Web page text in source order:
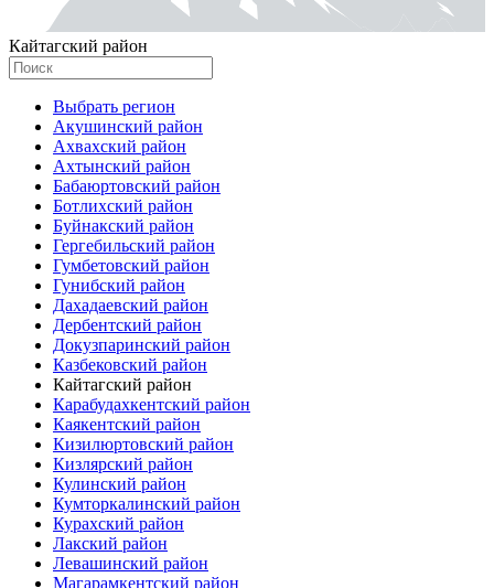
Кайтагский район
Выбрать регион
Акушинский район
Ахвахский район
Ахтынский район
Бабаюртовский район
Ботлихский район
Буйнакский район
Гергебильский район
Гумбетовский район
Гунибский район
Дахадаевский район
Дербентский район
Докузпаринский район
Казбековский район
Кайтагский район
Карабудахкентский район
Каякентский район
Кизилюртовский район
Кизлярский район
Кулинский район
Кумторкалинский район
Курахский район
Лакский район
Левашинский район
Магарамкентский район